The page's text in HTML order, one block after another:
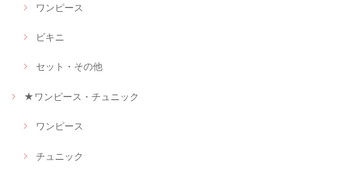
ワンピース
ビキニ
セット・その他
★ワンピース・チュニック
ワンピース
チュニック